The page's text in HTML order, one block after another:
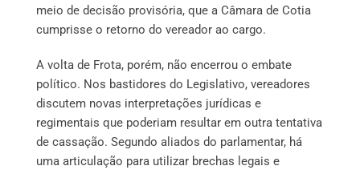
meio de decisão provisória, que a Câmara de Cotia
cumprisse o retorno do vereador ao cargo.
A volta de Frota, porém, não encerrou o embate
político. Nos bastidores do Legislativo, vereadores
discutem novas interpretações jurídicas e
regimentais que poderiam resultar em outra tentativa
de cassação. Segundo aliados do parlamentar, há
uma articulação para utilizar brechas legais e